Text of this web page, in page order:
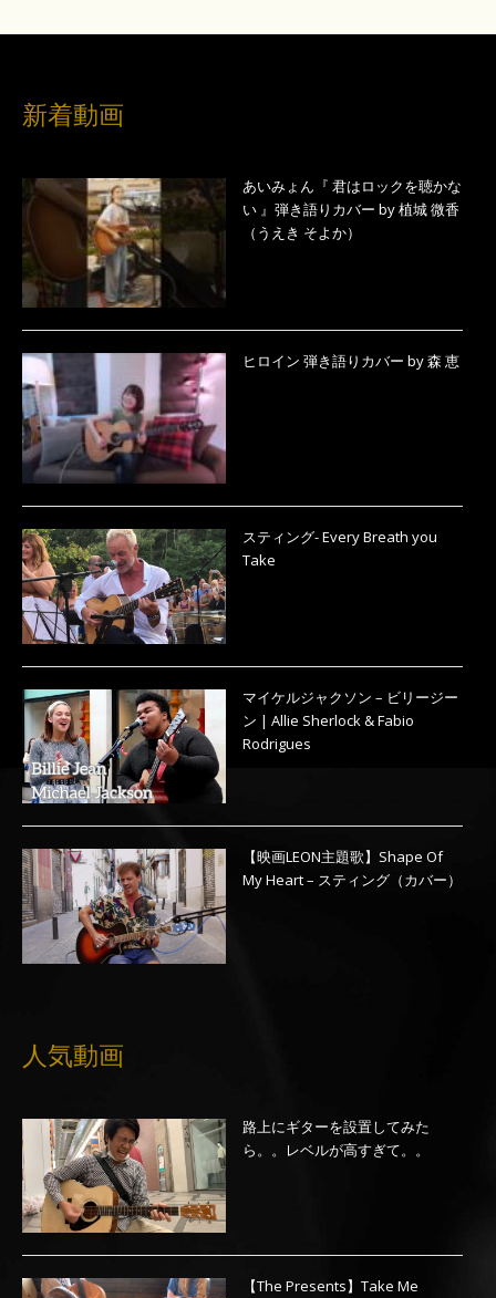
新着動画
あいみょん『 君はロックを聴かな
い 』弾き語りカバー by 植城 微香
（うえき そよか）
ヒロイン 弾き語りカバー by 森 恵
スティング- Every Breath you
Take
マイケルジャクソン – ビリージー
ン | Allie Sherlock & Fabio
Rodrigues
【映画LEON主題歌】Shape Of
My Heart – スティング（カバー）
人気動画
路上にギターを設置してみた
ら。。レベルが高すぎて。。
【The Presents】Take Me